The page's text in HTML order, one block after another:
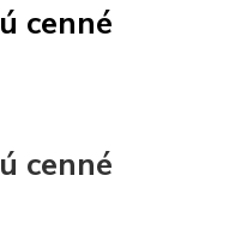
cenné
cenné